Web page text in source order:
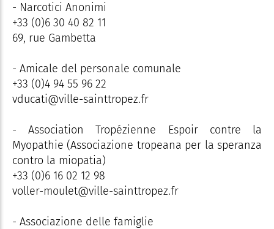
- Narcotici Anonimi
+33 (0)6 30 40 82 11
69, rue Gambetta
- Amicale del personale comunale
+33 (0)4 94 55 96 22
vducati@ville-sainttropez.fr
- Association Tropézienne Espoir contre la
Myopathie (Associazione tropeana per la speranza
contro la miopatia)
+33 (0)6 16 02 12 98
voller-moulet@ville-sainttropez.fr
- Associazione delle famiglie